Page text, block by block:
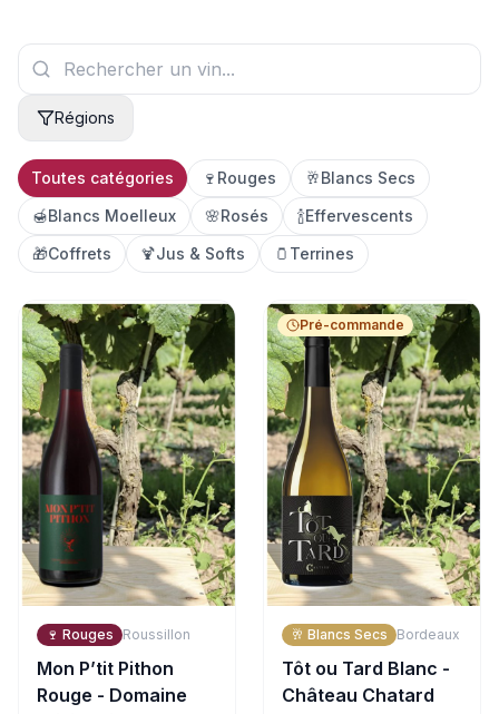
Régions
Toutes catégories 🍷 Rouges 🥂Blancs Secs
🍯Blancs Moelleux 🌸Rosés 🍾Effervescents
🎁Coffrets 🍹Jus & Softs 🫙 Terrines
🍷 Rouges Roussillon
Mon P’tit Pithon
Rouge - Domaine
Pré-commande
🥂 Blancs Secs Bordeaux
Tôt ou Tard Blanc -
Château Chatard